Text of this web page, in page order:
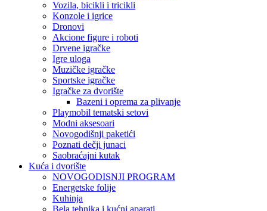
Vozila, bicikli i tricikli
Konzole i igrice
Dronovi
Akcione figure i roboti
Drvene igračke
Igre uloga
Muzičke igračke
Sportske igračke
‎Igračke za dvorište
Bazeni i oprema za plivanje
Playmobil tematski setovi
Modni aksesoari
Novogodišnji paketići
Poznati dečji junaci
Saobraćajni kutak
Kuća i dvorište
NOVOGODISNJI PROGRAM
Energetske folije
Kuhinja
Bela tehnika i kućni aparati